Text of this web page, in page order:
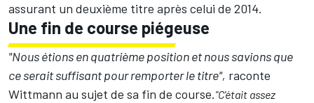
assurant un deuxième titre après celui de 2014.
Une fin de course piégeuse
"Nous étions en quatrième position et nous savions que
ce serait suffisant pour remporter le titre", raconte
Wittmann au sujet de sa fin de course."C'était assez